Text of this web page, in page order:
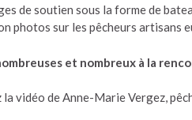
de soutien sous la forme de
photos sur les pêcheurs artisans
et nombreux à la
vidéo de Anne-Marie Vergez,